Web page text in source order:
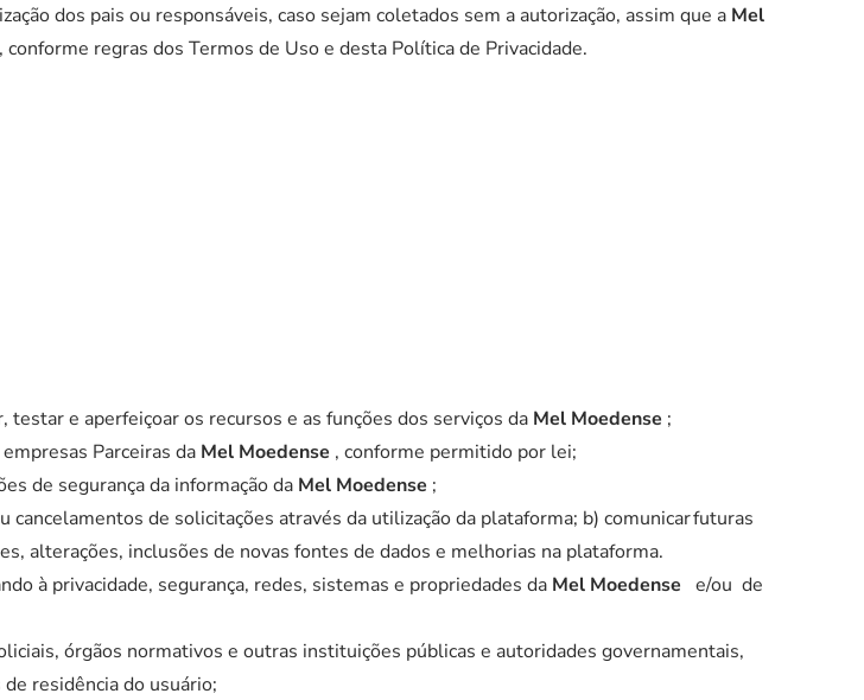
dos pais ou responsáveis, caso sejam coletados sem a autorização, assim que a Mel
regras dos Termos de Uso e desta Política de Privacidade.
e aperfeiçoar os recursos e as funções dos serviços da Mel Moedense ;
Parceiras da Mel Moedense , conforme permitido por lei;
de segurança da informação da Mel Moedense ;
de solicitações através da utilização da plataforma; b) comunicar futuras
alterações, inclusões de novas fontes de dados e melhorias na plataforma.
à privacidade, segurança, redes, sistemas e propriedades da Mel Moedense e/ou de
órgãos normativos e outras instituições públicas e autoridades governamentais,
residência do usuário;